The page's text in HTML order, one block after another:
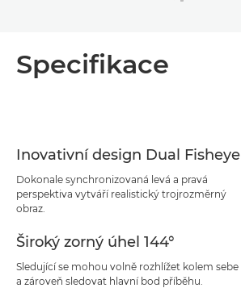
Specifikace
Inovativní design Dual Fisheye
Dokonale synchronizovaná levá a pravá
perspektiva vytváří realistický trojrozměrný
obraz.
Široký zorný úhel 144°
Sledující se mohou volně rozhlížet kolem sebe
a zároveň sledovat hlavní bod příběhu.